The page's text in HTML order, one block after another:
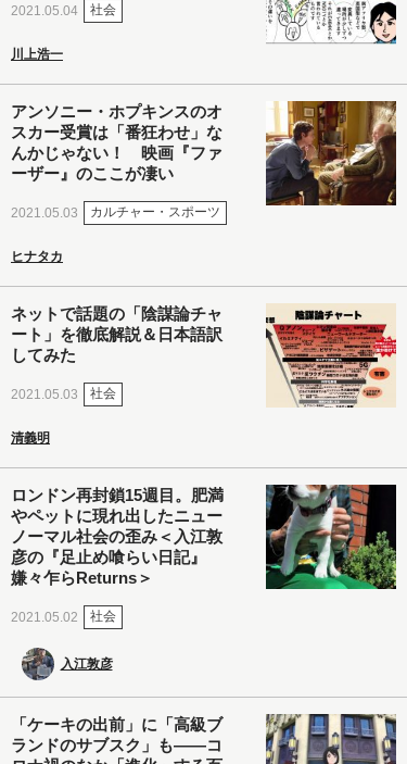
2021.05.04 社会
川上浩一
アンソニー・ホプキンスのオ
スカー受賞は「番狂わせ」な
んかじゃない！ 映画『ファ
ーザー』のここが凄い
2021.05.03 カルチャー・スポーツ
ヒナタカ
ネットで話題の「陰謀論チャ
ート」を徹底解説＆日本語訳
してみた
2021.05.03 社会
清義明
ロンドン再封鎖15週目。肥満
やペットに現れ出したニュー
ノーマル社会の歪み＜入江敦
彦の『足止め喰らい日記』
嫌々乍らReturns＞
2021.05.02 社会
入江敦彦
「ケーキの出前」に「高級ブ
ランドのサブスク」も――コ